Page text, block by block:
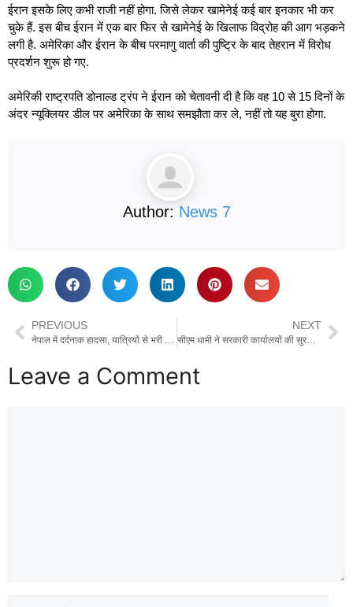
ईरान इसके लिए कभी राजी नहीं होगा. जिसे लेकर खामेनेई कई बार इनकार भी कर
चुके हैं. इस बीच ईरान में एक बार फिर से खामेनेई के खिलाफ विद्रोह की आग भड़कने
लगी है. अमेरिका और ईरान के बीच परमाणु वार्ता की पुष्ट्रि के बाद तेहरान में विरोध
प्रदर्शन शुरू हो गए.
अमेरिकी राष्ट्रपति डोनाल्ड ट्रंप ने ईरान को चेतावनी दी है कि वह 10 से 15 दिनों के
अंदर न्यूक्लियर डील पर अमेरिका के साथ समझौता कर ले, नहीं तो यह बुरा होगा.
Author: News 7
PREVIOUS NEXT
सीएम धामी ने सरकारी कार्यालयों की सुरक्षा के लिए एसओपी बनाने के दिए निर्देश, शिक्षक मोर्चा ने की MLA की गिरफ्तारी की मांग
Leave a Comment